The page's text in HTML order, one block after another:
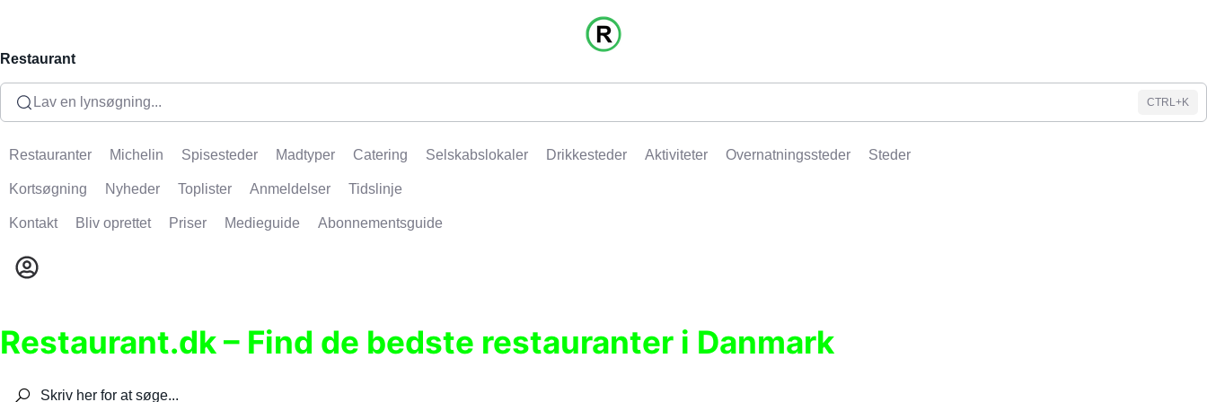
Restaurant
Lav en lynsøgning... CTRL+K
Restauranter Michelin Spisesteder Madtyper Catering Selskabslokaler Drikkesteder Aktiviteter Overnatningssteder Steder
Kortsøgning Nyheder Toplister Anmeldelser Tidslinje
Kontakt Bliv oprettet Priser Medieguide Abonnementsguide
Restaurant.dk – Find de bedste restauranter i Danmark